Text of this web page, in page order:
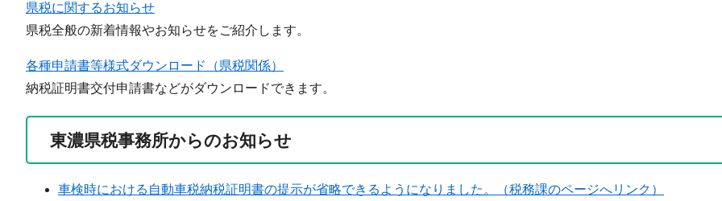
県税に関するお知らせ
県税全般の新着情報やお知らせをご紹介します。
各種申請書等様式ダウンロード（県税関係）
納税証明書交付申請書などがダウンロードできます。
東濃県税事務所からのお知らせ
車検時における自動車税納税証明書の提示が省略できるようになりました。（税務課のページへリンク）